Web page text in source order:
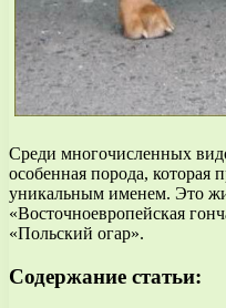
Среди многочисленных
особенная порода, которая
уникальным именем. Это
«Восточноевропейская
«Польский огар».
Содержание статьи: